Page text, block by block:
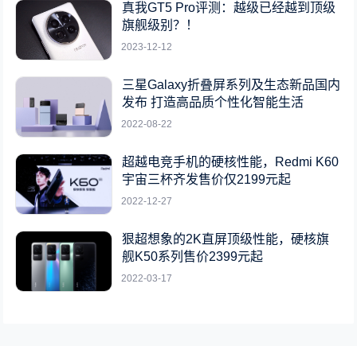
真我GT5 Pro评测：越级已经越到顶级
旗舰级别？！
2023-12-12
三星Galaxy折叠屏系列及生态新品国内
发布 打造高品质个性化智能生活
2022-08-22
超越电竞手机的硬核性能，Redmi K60
宇宙三杯齐发售价仅2199元起
2022-12-27
狠超想象的2K直屏顶级性能，硬核旗
舰K50系列售价2399元起
2022-03-17